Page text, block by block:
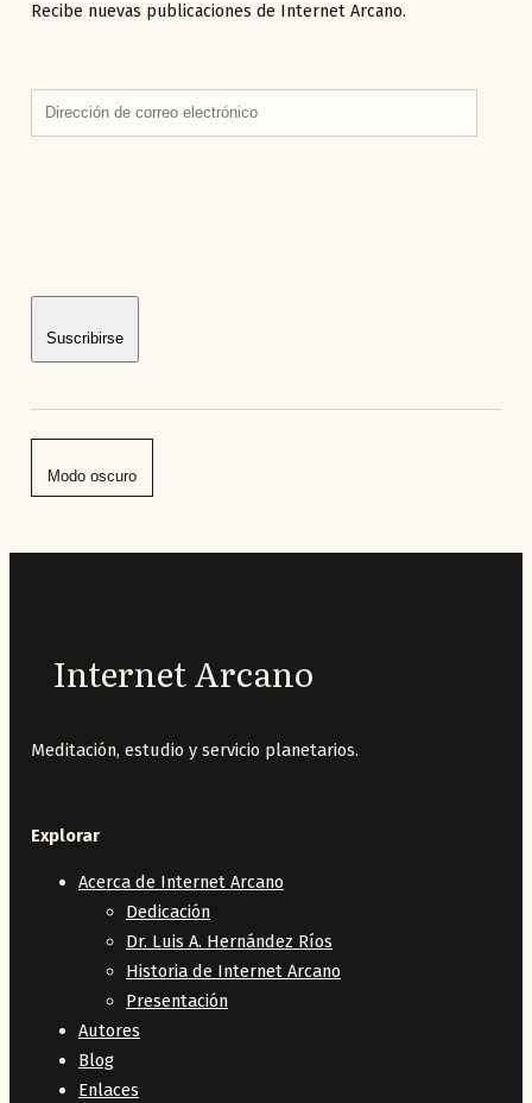
Recibe nuevas publicaciones de Internet Arcano.
Dirección
Suscribirse
Modo oscuro
Internet Arcano
Meditación, estudio y servicio planetarios.
Explorar
Acerca de Internet Arcano
Dedicación
Dr. Luis A. Hernández Ríos
Historia de Internet Arcano
Presentación
Autores
Blog
Enlaces